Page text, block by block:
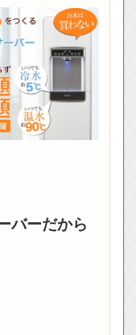
バーだから